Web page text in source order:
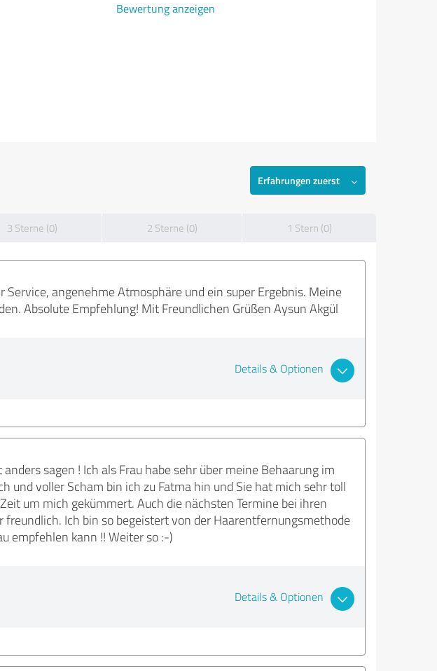
Bewertung anzeigen
Erfahrungen zuerst
3 Sterne (0) 2 Sterne (0) 1 Stern (0)
angenehme Atmosphäre und ein super Ergebnis. Meine
Absolute Empfehlung! Mit Freundlichen Grüßen Aysun Akgül
Details & Optionen
sagen ! Ich als Frau habe sehr über meine Behaarung im
und voller Scham bin ich zu Fatma hin und Sie hat mich sehr toll
um mich gekümmert. Auch die nächsten Termine bei ihren
Ich bin so begeistert von der Haarentfernungsmethode
empfehlen kann !! Weiter so :-)
Details & Optionen